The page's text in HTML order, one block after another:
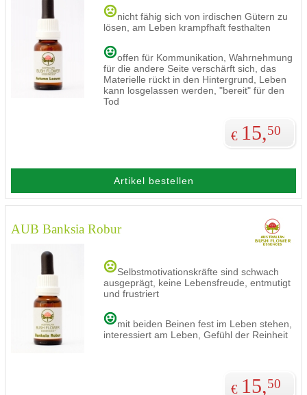
nicht fähig sich von irdischen Gütern zu
lösen, am Leben krampfhaft festhalten
offen für Kommunikation, Wahrnehmung
für die andere Seite verschärft sich, das
Materielle rückt in den Hintergrund, Leben
kann losgelassen werden, "bereit" für den
Tod
€ 15,50
Artikel bestellen
AUB Banksia Robur
Selbstmotivationskräfte sind schwach
ausgeprägt, keine Lebensfreude, entmutigt
und frustriert
mit beiden Beinen fest im Leben stehen,
interessiert am Leben, Gefühl der Reinheit
€ 15,50